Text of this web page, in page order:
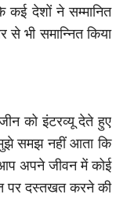
देशों ने सम्मानित
से भी समान्नित किया
को इंटरव्यू देते हुए
समझ नहीं आता कि
अपने जीवन में कोई
पर दस्तखत करने की